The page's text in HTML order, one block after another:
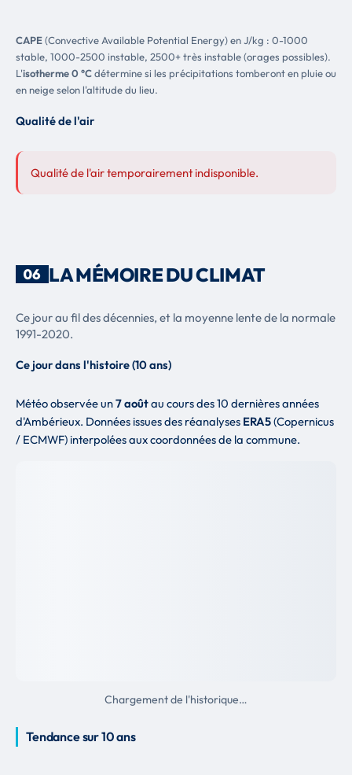
CAPE(Convective Available Potential Energy) en J/kg : 0-1000
stable, 1000-2500 instable, 2500+ très instable (orages possibles).
L'isotherme 0 °Cdétermine si les précipitations tomberont en pluie ou
en neige selon l'altitude du lieu.
Qualité de l'air
Qualité de l'air temporairement indisponible.
06 LA MÉMOIRE DU CLIMAT
Ce jour au fil des décennies, et la moyenne lente de la normale
1991-2020.
Ce jour dans l'histoire (10 ans)
Météo observée un7 aoûtau cours des 10 dernières années
d'Ambérieux. Données issues des réanalyses ERA5(Copernicus
/ ECMWF) interpolées aux coordonnées de la commune.
Chargement de l'historique…
Tendance sur 10 ans